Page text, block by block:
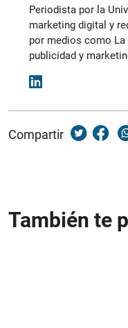
Periodista por la
marketing digital y
por medios como La
publicidad y
Compartir
También te